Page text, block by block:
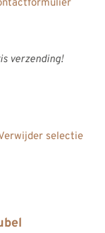
verzending!
selectie